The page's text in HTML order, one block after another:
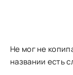
Не мог не
названии есть